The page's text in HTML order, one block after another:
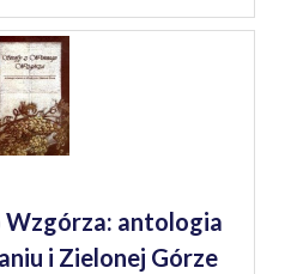
antologia
i Zielonej Górze